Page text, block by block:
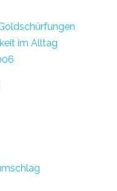
im Alltag